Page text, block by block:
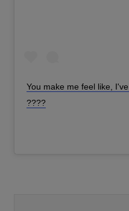
You make me feel like,
????